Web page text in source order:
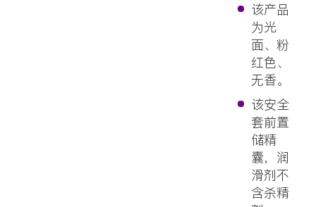
该产品
为光
面、粉
红色、
无香。
该安全
套前置
储精
囊，润
滑剂不
含杀精